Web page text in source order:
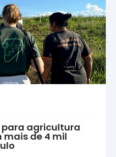
para agricultura
de 4 mil